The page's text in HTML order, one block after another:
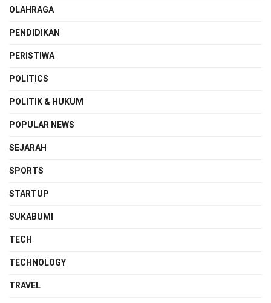
OLAHRAGA
PENDIDIKAN
PERISTIWA
POLITICS
POLITIK & HUKUM
POPULAR NEWS
SEJARAH
SPORTS
STARTUP
SUKABUMI
TECH
TECHNOLOGY
TRAVEL